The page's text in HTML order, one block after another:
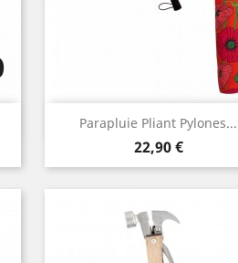
Parapluie Pliant Pylones...
Prix
22,90 €
Aperçu rapide